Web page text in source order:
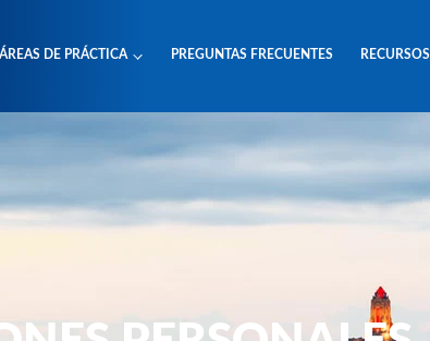
ÁREAS DE PRÁCTICA PREGUNTAS FRECUENTES RECURSOS